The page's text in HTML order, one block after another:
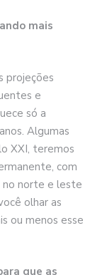
mais
projeções
e
só a
Algumas
XXI, teremos
com
no norte e leste
olhar as
ou menos esse
que as